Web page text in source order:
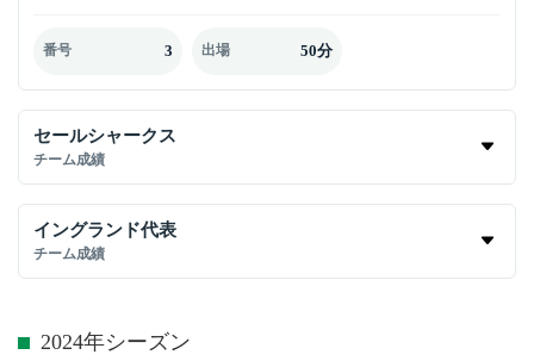
番号 3 出場 50分
セールシャークス
チーム成績
イングランド代表
チーム成績
2024年シーズン